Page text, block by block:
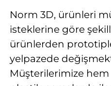
Norm 3D, ürünleri
isteklerine göre
ürünlerden
yelpazede
Müşterilerimize